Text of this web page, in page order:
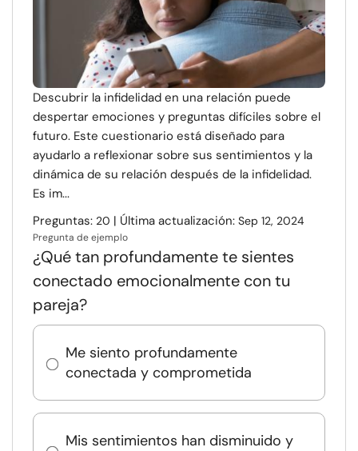
Descubrir la infidelidad en una relación puede
despertar emociones y preguntas difíciles sobre el
futuro. Este cuestionario está diseñado para
ayudarlo a reflexionar sobre sus sentimientos y la
dinámica de su relación después de la infidelidad.
Es im...
Preguntas: 20 | Última actualización: Sep 12, 2024
Pregunta de ejemplo
¿Qué tan profundamente te sientes
conectado emocionalmente con tu
pareja?
Me siento profundamente
conectada y comprometida
Mis sentimientos han disminuido y